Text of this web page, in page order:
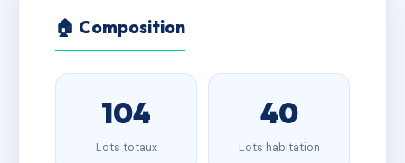
🏠 Composition
104
Lots totaux
40
Lots habitation